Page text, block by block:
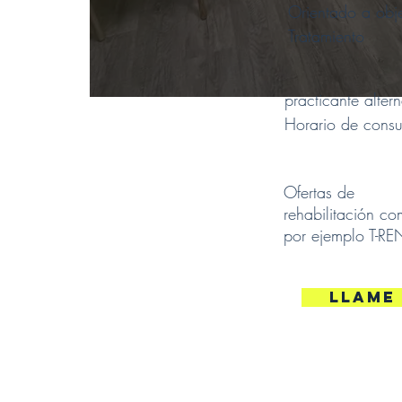
Orientado a
Tratamiento
practicante
Horario de
Ofertas de
rehabilitación
por ejemplo T-